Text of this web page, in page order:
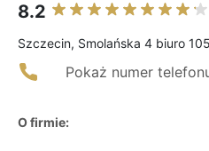
8.2
Szczecin, Smolańska 4 biuro 105
Pokaż numer
O firmie: